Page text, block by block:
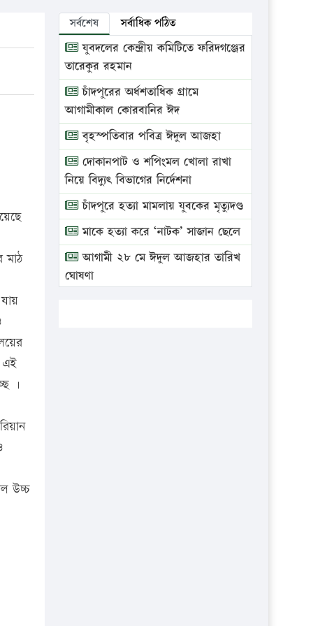
মাঠ
এই
।
উচ্চ
সর্বশেষ সর্বাধিক পঠিত
যুবদলের কেন্দ্রীয় কমিটিতে ফরিদগঞ্জের
তারেকুর রহমান
চাঁদপুরের অর্ধশতাধিক গ্রামে
আগামীকাল কোরবানির ঈদ
বৃহস্পতিবার পবিত্র ঈদুল আজহা
দোকানপাট ও শপিংমল খোলা রাখা
নিয়ে বিদ্যুৎ বিভাগের নির্দেশনা
চাঁদপুরে হত্যা মামলায় যুবকের মৃত্যুদণ্ড
মাকে হত্যা করে ‘নাটক’ সাজান ছেলে
আগামী ২৮ মে ঈদুল আজহার তারিখ
ঘোষণা